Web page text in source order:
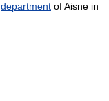
department ofAisne in